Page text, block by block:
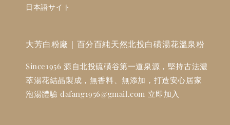
日本語サイト
大芳白粉廠｜百分百純天然北投白磺湯花溫泉粉
Since1956 源自北投硫磺谷第一道泉源，堅持古法濃
萃湯花結晶製成，無香料、無添加，打造安心居家
泡湯體驗 dafang1956@gmail.com 立即加入